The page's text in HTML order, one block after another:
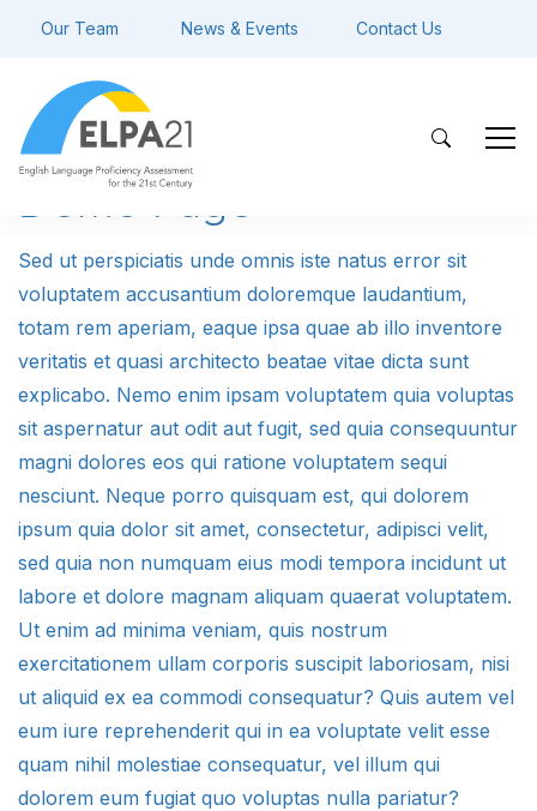
Our Team News & Events Contact Us
Demo Page
Sed ut perspiciatis unde omnis iste natus error sit
voluptatem accusantium doloremque laudantium,
totam rem aperiam, eaque ipsa quae ab illo inventore
veritatis et quasi architecto beatae vitae dicta sunt
explicabo. Nemo enim ipsam voluptatem quia voluptas
sit aspernatur aut odit aut fugit, sed quia consequuntur
magni dolores eos qui ratione voluptatem sequi
nesciunt. Neque porro quisquam est, qui dolorem
ipsum quia dolor sit amet, consectetur, adipisci velit,
sed quia non numquam eius modi tempora incidunt ut
labore et dolore magnam aliquam quaerat voluptatem.
Ut enim ad minima veniam, quis nostrum
exercitationem ullam corporis suscipit laboriosam, nisi
ut aliquid ex ea commodi consequatur? Quis autem vel
eum iure reprehenderit qui in ea voluptate velit esse
quam nihil molestiae consequatur, vel illum qui
dolorem eum fugiat quo voluptas nulla pariatur?